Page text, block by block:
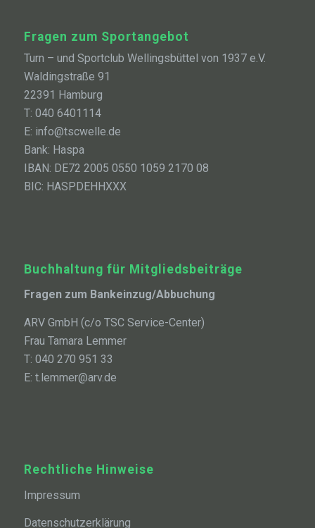
Fragen zum Sportangebot
Turn – und Sportclub Wellingsbüttel von 1937 e.V.
Waldingstraße 91
22391 Hamburg
T: 040 6401114
E: info@tscwelle.de
Bank: Haspa
IBAN: DE72 2005 0550 1059 2170 08
BIC: HASPDEHHXXX
Buchhaltung für Mitgliedsbeiträge
Fragen zum Bankeinzug/Abbuchung
ARV GmbH (c/o TSC Service-Center)
Frau Tamara Lemmer
T: 040 270 951 33
E: t.lemmer@arv.de
Rechtliche Hinweise
Impressum
Datenschutzerklärung